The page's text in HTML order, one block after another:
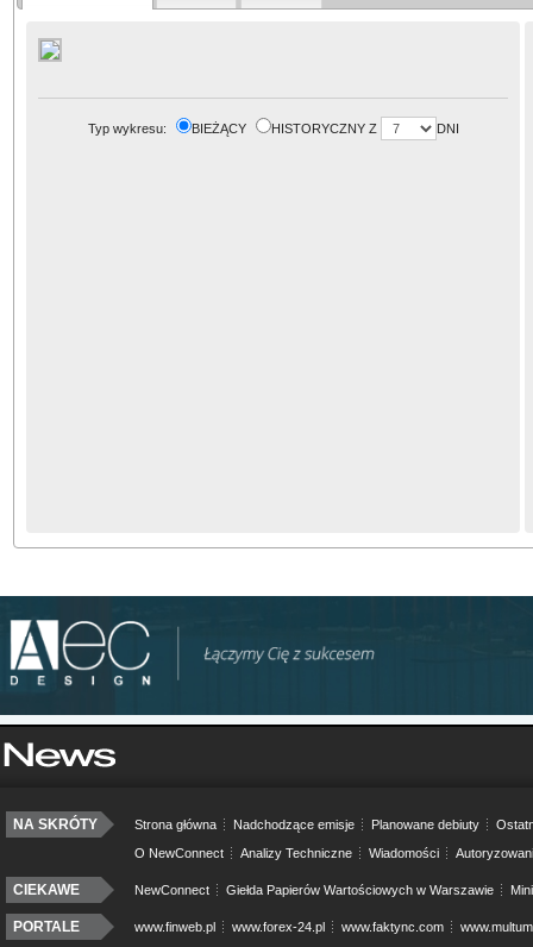
Typ wykresu: BIEŻĄCY HISTORYCZNY Z DNI
NA SKRÓTY Strona główna Nadchodzące emisje Planowane debiuty
O NewConnect
Analizy Techniczne Wiadomości
CIEKAWE NewConnect Giełda Papierów Wartościowych w Warszawie
PORTALE www.finweb.pl www.forex-24.pl www.faktync.com